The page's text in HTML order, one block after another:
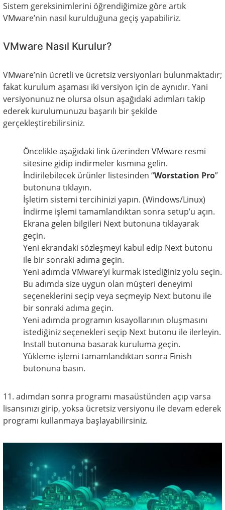
Sistem gereksinimlerini öğrendiğimize göre artık
VMware’nin nasıl kurulduğuna geçiş yapabiliriz.
VMware Nasıl Kurulur?
VMware’nin ücretli ve ücretsiz versiyonları bulunmaktadır;
fakat kurulum aşaması iki versiyon için de aynıdır. Yani
versiyonunuz ne olursa olsun aşağıdaki adımları takip
ederek kurulumunuzu başarılı bir şekilde
gerçekleştirebilirsiniz.
Öncelikle aşağıdaki link üzerinden VMware resmi
sitesine gidip indirmeler kısmına gelin.
İndirilebilecek ürünler listesinden “Worstation Pro”
butonuna tıklayın.
İşletim sistemi tercihinizi yapın. (Windows/Linux)
İndirme işlemi tamamlandıktan sonra setup’u açın.
Ekrana gelen bilgileri Next butonuna tıklayarak
geçin.
Yeni ekrandaki sözleşmeyi kabul edip Next butonu
ile bir sonraki adıma geçin.
Yeni adımda VMware’yi kurmak istediğiniz yolu seçin.
Bu adımda size uygun olan müşteri deneyimi
seçeneklerini seçip veya seçmeyip Next butonu ile
bir sonraki adıma geçin.
Yeni adımda programın kısayollarının oluşmasını
istediğiniz seçenekleri seçip Next butonu ile ilerleyin.
Install butonuna basarak kuruluma geçin.
Yükleme işlemi tamamlandıktan sonra Finish
butonuna basın.
11. adımdan sonra programı masaüstünden açıp varsa
lisansınızı girip, yoksa ücretsiz versiyonu ile devam ederek
programı kullanmaya başlayabilirsiniz.